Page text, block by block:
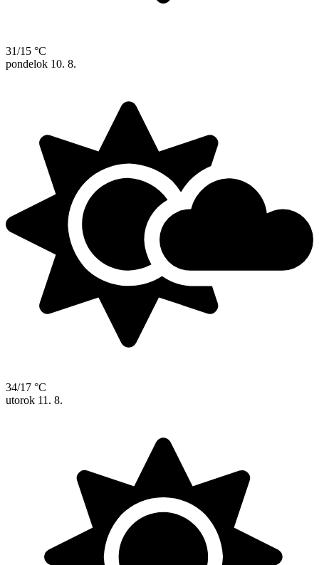
31/15 °C
pondelok 10. 8.
34/17 °C
utorok 11. 8.